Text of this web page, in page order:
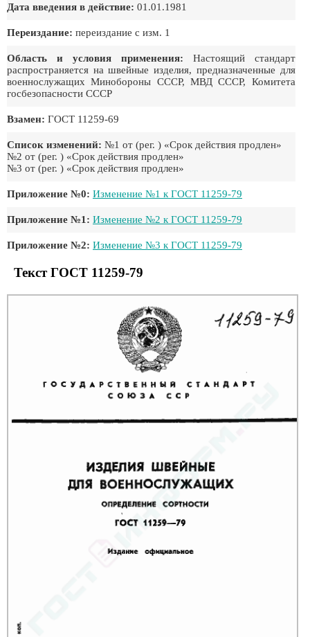
Дата введения в действие: 01.01.1981
Переиздание: переиздание с изм. 1
Область и условия применения: Настоящий стандарт
распространяется на швейные изделия, предназначенные для
военнослужащих Минобороны СССР, МВД СССР, Комитета
госбезопасности СССР
Взамен: ГОСТ 11259-69
Список изменений: №1 от (рег. ) «Срок действия продлен»
№2 от (рег. ) «Срок действия продлен»
№3 от (рег. ) «Срок действия продлен»
Приложение №0: Изменение №1 к ГОСТ 11259-79
Приложение №1: Изменение №2 к ГОСТ 11259-79
Приложение №2: Изменение №3 к ГОСТ 11259-79
Текст ГОСТ 11259-79